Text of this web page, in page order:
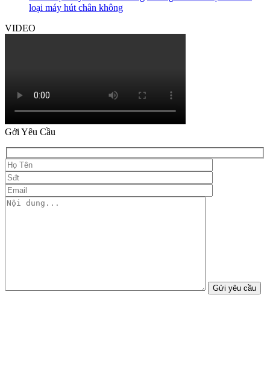
loại máy hút chân không
VIDEO
Gởi Yêu Cầu